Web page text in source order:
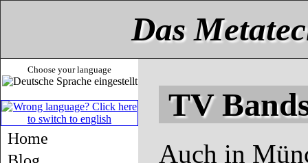
Das
Choose your language
Home
TV
Auch in